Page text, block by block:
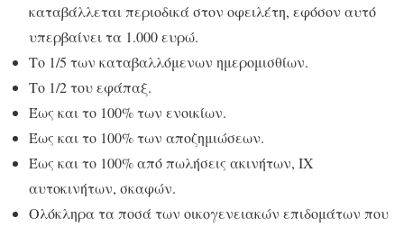
καταβάλλεται περιοδικά στον οφειλέτη, εφόσον αυτό
υπερβαίνει τα 1.000 ευρώ.
Το 1/5 των καταβαλλόμενων ημερομισθίων.
Το 1/2 του εφάπαξ.
Έως και το 100% των ενοικίων.
Έως και το 100% των αποζημιώσεων.
Έως και το 100% από πωλήσεις ακινήτων, ΙΧ
αυτοκινήτων, σκαφών.
Ολόκληρα τα ποσά των οικογενειακών επιδομάτων που